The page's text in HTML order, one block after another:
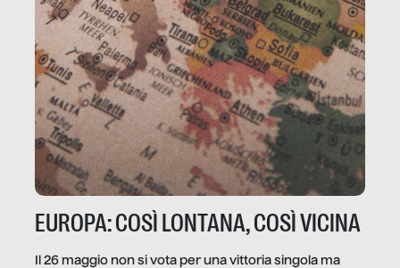
EUROPA: COSÌ LONTANA, COSÌ VICINA
Il 26 maggio non si vota per una vittoria singola ma